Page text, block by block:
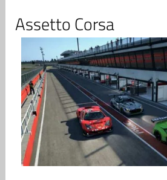
Assetto Corsa